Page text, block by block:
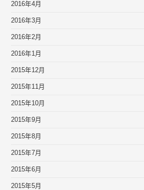
2016年4月
2016年3月
2016年2月
2016年1月
2015年12月
2015年11月
2015年10月
2015年9月
2015年8月
2015年7月
2015年6月
2015年5月